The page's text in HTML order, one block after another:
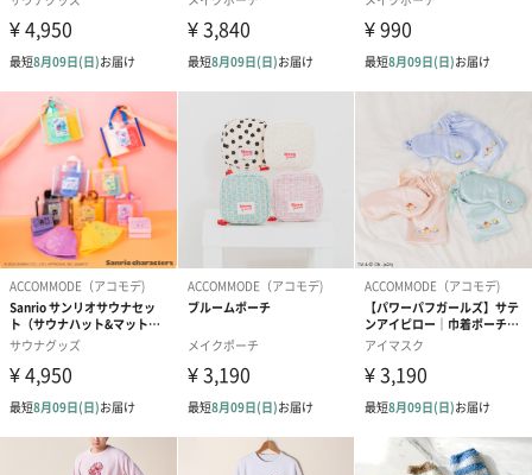
外装サイズ
素材／繊維
ポリ塩化ビニル/ポリエステル
サイズ
ポーチ：縦15cm×横22cm
注意事項
※時期により、裏地や一部パーツなど仕様が若干変わ
る場合がございます。
※お客様のモニター環境によって、画像の色が実物と
異なって見える場合がございます。
商品オプション情報
お届けボックスオプション
配送用のダンボールを装飾いたします。お相手のご住所に直接お
送りする際に人気のオプションです。お相手に直接手渡しする場
合は、紙袋との併用もおすすめです。